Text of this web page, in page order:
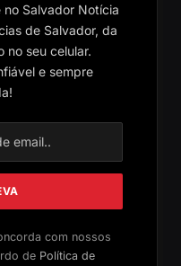
Salvador Notícia
de Salvador, da
no seu celular.
e sempre
com nossos
de Política de